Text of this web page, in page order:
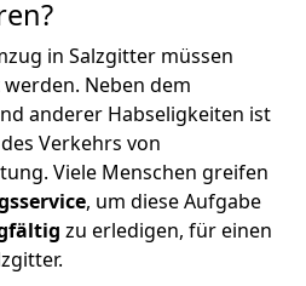
in Salzgitter müssen
Neben dem
anderer Habseligkeiten ist
Verkehrs von
Viele Menschen greifen
, um dieseAufgabe
zu erledigen, für einen